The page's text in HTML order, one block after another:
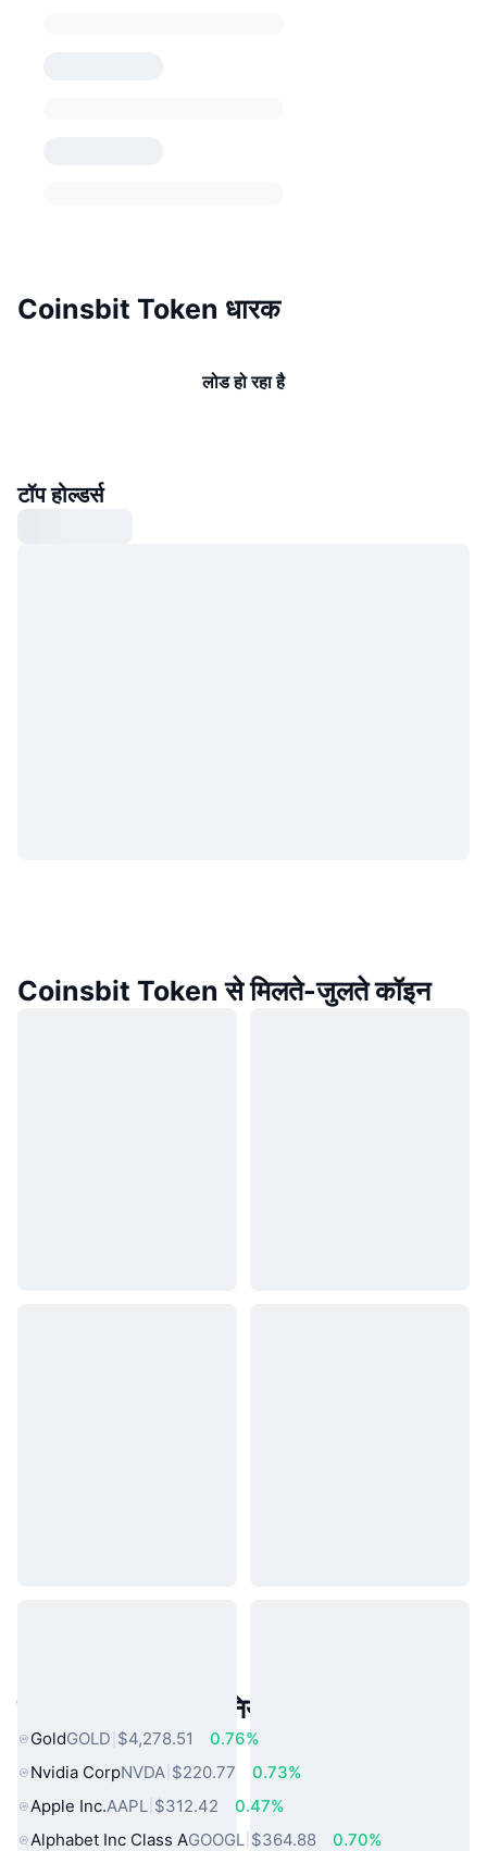
Coinsbit Token धारक
लोड हो रहा है
टॉप होल्डर्स
Coinsbit Token से मिलते-जुलते कॉइन
लोकप्रिय वास्तविक दुनिया की संपत्तियां
GoldGOLD $4,278.51
0.76%
Nvidia CorpNVDA $220.77
0.73%
Apple Inc.AAPL $312.42
0.47%
Alphabet Inc Class AGOOGL $364.88 0.70%